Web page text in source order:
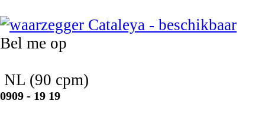
Bel me op
NL (90 cpm)
0909 - 19 19